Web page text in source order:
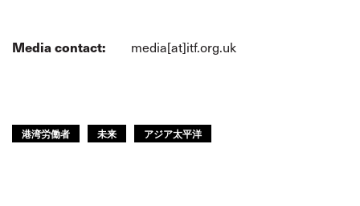
Media contact: media[at]itf.org.uk
港湾労働者 未来 アジア太平洋